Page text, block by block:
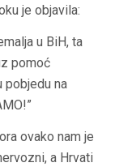
je objavila:
u BiH, ta
pomoć
pobjedu na
ovako nam je
a Hrvati